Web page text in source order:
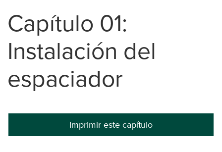
Capítulo 01:
Instalación del
espaciador
Imprimir este capítulo